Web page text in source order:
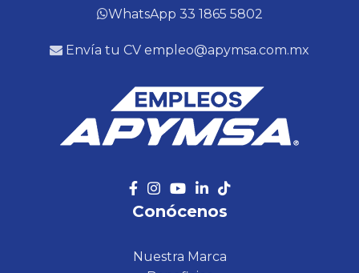
WhatsApp 33 1865 5802
Envía tu CV empleo@apymsa.com.mx
Conócenos
Nuestra Marca